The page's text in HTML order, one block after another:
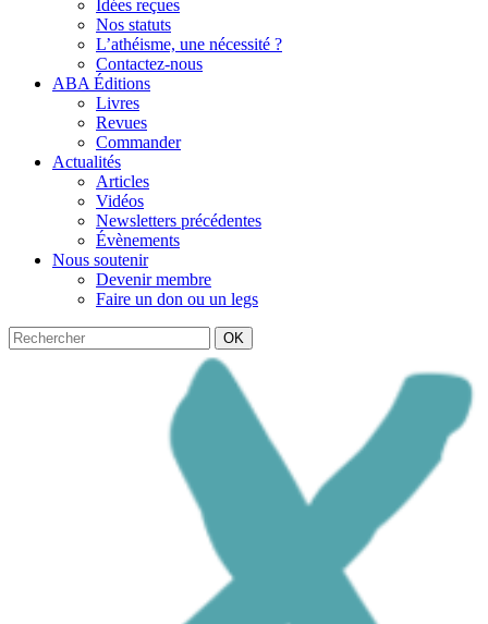
Idées reçues
Nos statuts
L’athéisme, une nécessité ?
Contactez-nous
ABA Éditions
Livres
Revues
Commander
Actualités
Articles
Vidéos
Newsletters précédentes
Évènements
Nous soutenir
Devenir membre
Faire un don ou un legs
OK